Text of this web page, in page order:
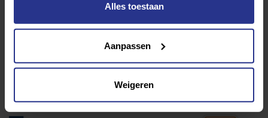
Alles toestaan
Aanpassen
Weigeren
340 gemeenten